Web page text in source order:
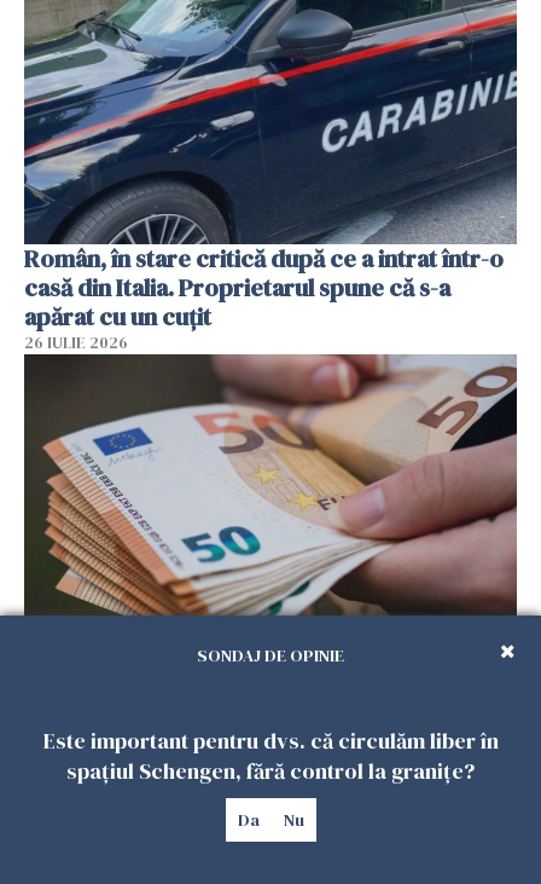
Român, în stare critică după ce a intrat într-o
casă din Italia. Proprietarul spune că s-a
apărat cu un cuțit
26 IULIE 2026
Menajere și îngrijitori, în vizorul Fiscului din
26 IULIE 2026
SONDAJ DE OPINIE
Este important pentru dvs. că circulăm liber în
spațiul Schengen, fără control la granițe?
Da Nu